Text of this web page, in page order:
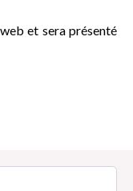
et sera présenté